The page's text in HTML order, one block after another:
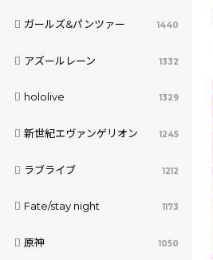
ガールズ&パンツァー 1440
アズールレーン 1332
hololive 1329
新世紀エヴァンゲリオン 1245
ラブライブ 1212
Fate/stay night 1173
原神 1050